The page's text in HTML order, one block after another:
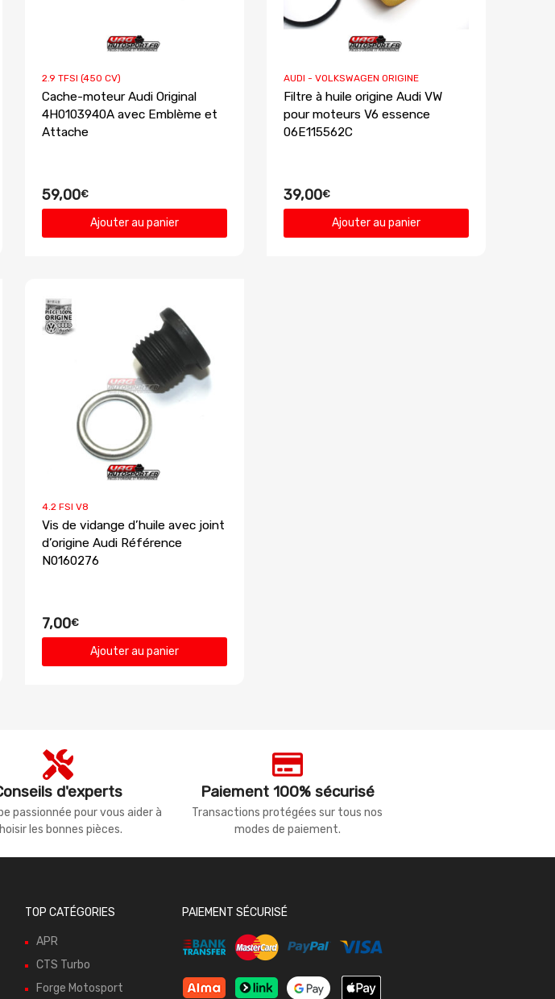
2.9 TFSI (450 CV)
Cache-moteur Audi Original
4H0103940A avec Emblème et
Attache
59,00€
Ajouter au panier
AUDI - VOLKSWAGEN ORIGINE
Filtre à huile origine Audi VW
pour moteurs V6 essence
06E115562C
39,00€
Ajouter au panier
4.2 FSI V8
Vis de vidange d’huile avec joint
d’origine Audi Référence
N0160276
7,00€
Ajouter au panier
d'experts
passionnée pour vous aider à
les bonnes pièces.
Paiement 100% sécurisé
Transactions protégées sur tous nos
modes de paiement.
TOP CATÉGORIES
APR
CTS Turbo
Forge Motosport
PAIEMENT SÉCURISÉ